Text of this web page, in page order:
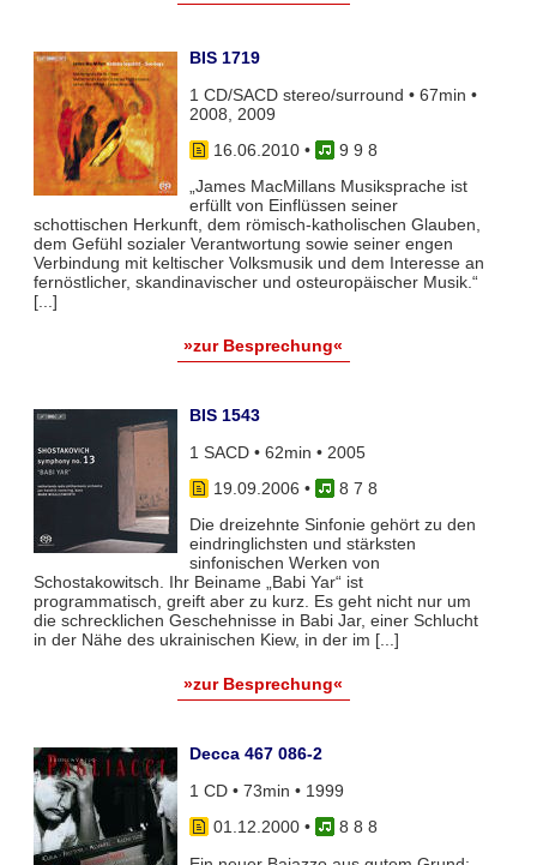
BIS 1719
1 CD/SACD stereo/surround • 67min •
2008, 2009
16.06.2010•
9 9 8
„James MacMillans Musiksprache ist
erfüllt von Einflüssen seiner
schottischen Herkunft, dem römisch-katholischen Glauben,
dem Gefühl sozialer Verantwortung sowie seiner engen
Verbindung mit keltischer Volksmusik und dem Interesse an
fernöstlicher, skandinavischer und osteuropäischer Musik.“
[...]
»zur Besprechung«
BIS 1543
1 SACD • 62min • 2005
19.09.2006 •
8 7 8
Die dreizehnte Sinfonie gehört zu den
eindringlichsten und stärksten
sinfonischen Werken von
Schostakowitsch. Ihr Beiname „Babi Yar“ ist
programmatisch, greift aber zu kurz. Es geht nicht nur um
die schrecklichen Geschehnisse in Babi Jar, einer Schlucht
in der Nähe des ukrainischen Kiew, in der im [...]
»zur Besprechung«
Decca 467 086-2
1 CD • 73min • 1999
01.12.2000•
8 8 8